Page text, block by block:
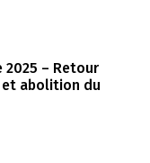
2025 – Retour
et abolition du